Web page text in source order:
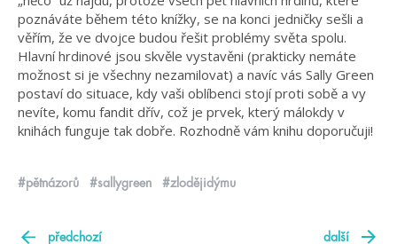
poznáváte během této knížky, se na konci jedničky sešli a
věřím, že ve dvojce budou řešit problémy světa spolu.
Hlavní hrdinové jsou skvěle vystavěni (prakticky nemáte
možnost si je všechny nezamilovat) a navíc vás Sally Green
postaví do situace, kdy vaši oblíbenci stojí proti sobě a vy
nevíte, komu fandit dřív, což je prvek, který málokdy v
knihách funguje tak dobře. Rozhodně vám knihu doporučuji!
#pětnázorů #sallygreen #zlodějidýmu
předchozí další